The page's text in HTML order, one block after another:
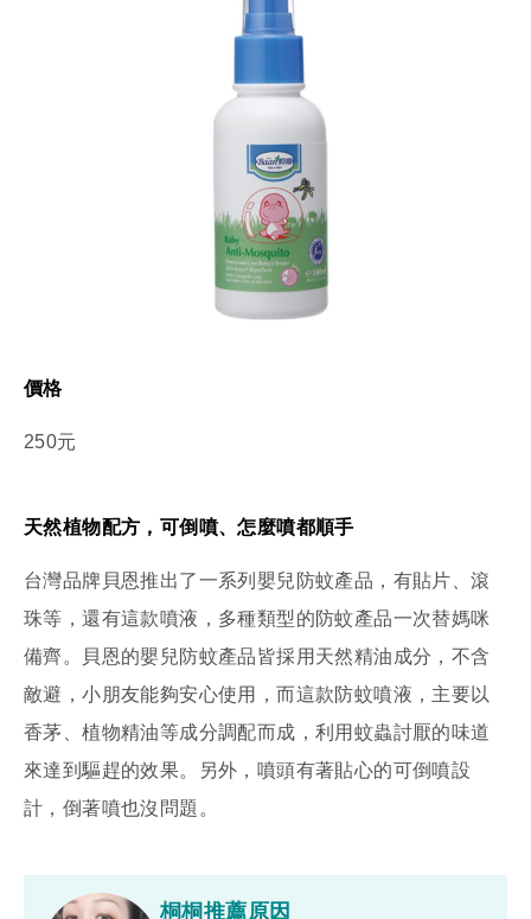
價格
250元
天然植物配方，可倒噴、怎麼噴都順手
台灣品牌貝恩推出了一系列嬰兒防蚊產品，有貼片、滾
珠等，還有這款噴液，多種類型的防蚊產品一次替媽咪
備齊。貝恩的嬰兒防蚊產品皆採用天然精油成分，不含
敵避，小朋友能夠安心使用，而這款防蚊噴液，主要以
香茅、植物精油等成分調配而成，利用蚊蟲討厭的味道
來達到驅趕的效果。另外，噴頭有著貼心的可倒噴設
計，倒著噴也沒問題。
桐桐推薦原因